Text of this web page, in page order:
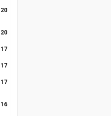
20
20
17
17
17
16